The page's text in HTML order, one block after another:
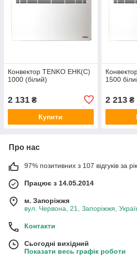
Конвектор TENKO ЕНК(С)
1000 (білий)
2 131 ₴
Купити
1500
2 213₴
Про нас
97% позитивних з 107 відгуків за рік
Працює з 14.05.2014
м. Запоріжжя
вул. Червона, 21, Запоріжжя,
Контакти
Сьогодні вихідний
Показати весь графік роботи